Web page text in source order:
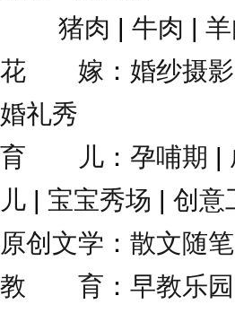
猪肉 | 牛肉 |
花 嫁 ： 婚纱摄影
婚礼秀
育 儿 ： 孕哺期 |
儿 | 宝宝秀场 | 创意
原创文学 ： 散文随笔
教 育 ： 早教乐园